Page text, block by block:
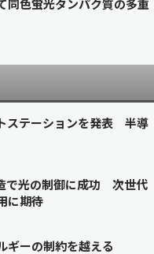
同色蛍光タンパク質の多重
ステーションを発表 半導
で光の制御に成功 次世代
に期待
ギーの制約を越える